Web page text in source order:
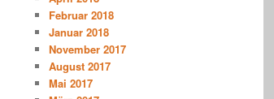
Februar 2018
Januar 2018
November 2017
August 2017
Mai 2017